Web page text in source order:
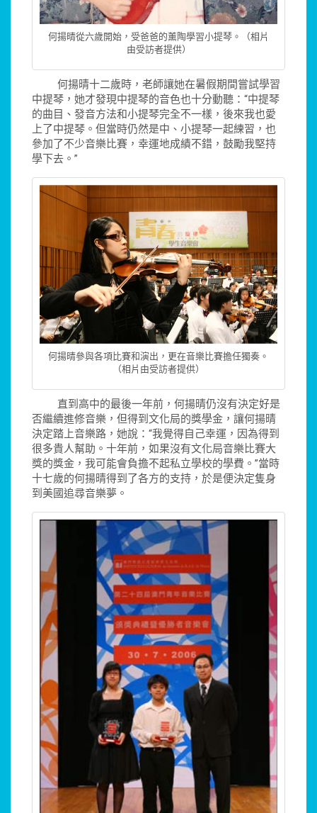
何揚晴從六歲開始，受爸爸的薰陶學習小提琴。（相片
由受訪者提供）
何揚晴十二歲時，老師讓她在暑假期間嘗試學習
中提琴，她才發現中提琴的音色也十分動聽：“中提琴
的曲目、發音方法和小提琴完全不一樣，後來我也愛
上了中提琴。但當時仍然是中、小提琴一起練習，也
參加了不少音樂比賽，幸運地成績不錯，鼓勵我堅持
學下去。”
何揚晴參與各項比賽和演出，更在音樂比賽擔任獨奏。
（相片由受訪者提供）
直到高中的最後一年前，何揚晴仍沒有決定好是
否繼續進修音樂，但得到文化局的獎學金，讓何揚晴
決定踏上音樂路，她說：“我覺得自己幸運，因為得到
很多貴人幫助。十年前，如果沒有文化局音樂比賽大
獎的獎金，我可能會負擔不起私立學校的學費。”當時
十七歲的何揚晴得到了各方的支持，於是便決定隻身
到美國追尋音樂夢。